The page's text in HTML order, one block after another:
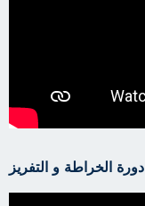
دورة الخراطة و التفريز